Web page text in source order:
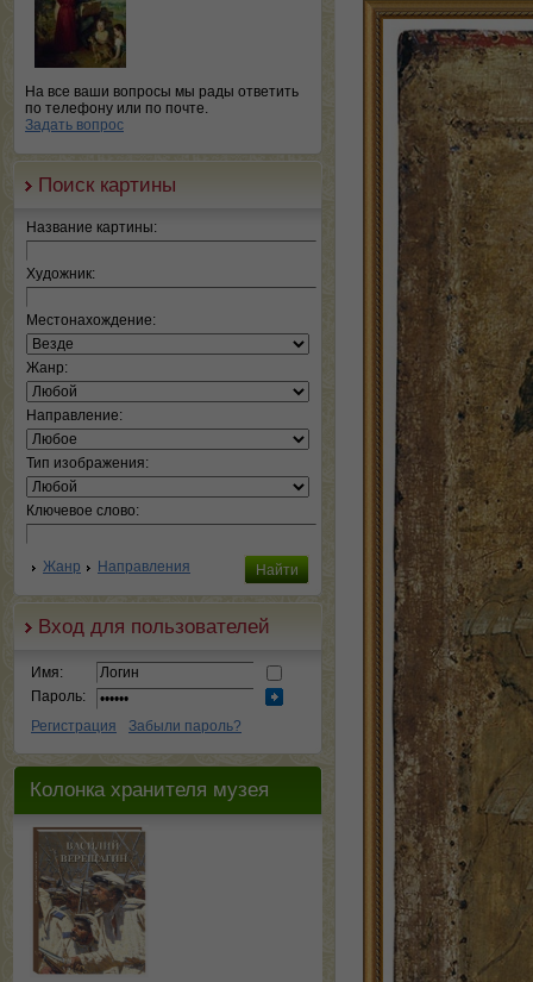
На все ваши вопросы мы рады ответить
по телефону или по почте.
Задать вопрос
Поиск картины
Название картины:
Художник:
Местонахождение:
Жанр:
Направление:
Тип изображения:
Ключевое слово:
Жанр Направления
Вход для пользователей
Имя:
Пароль:
Регистрация
Забыли пароль?
Колонка хранителя музея